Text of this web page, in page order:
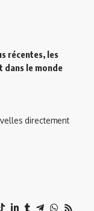
récentes, les
dans le monde
directement